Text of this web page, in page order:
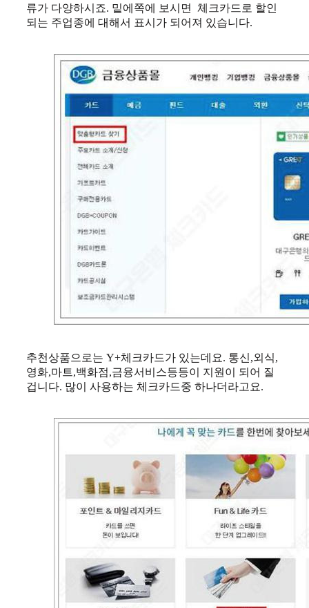
류가 다양하시죠. 밑에쪽에 보시면 체크카드로 할인
되는 주업종에 대해서 표시가 되어져 있습니다.
추천상품으로는 Y+체크카드가 있는데요. 통신,외식,
영화,마트,백화점,금융서비스등등이 지원이 되어 질
겁니다. 많이 사용하는 체크카드중 하나더라고요.